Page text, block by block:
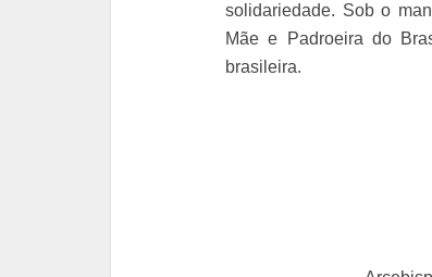
solidariedade. Sob o
Mãe e Padroeira do
brasileira.